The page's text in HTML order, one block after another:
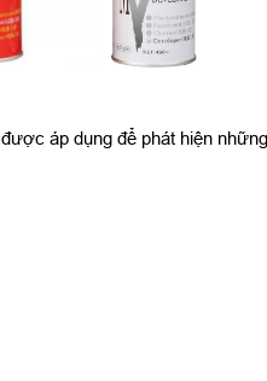
áp dụng để phát hiện